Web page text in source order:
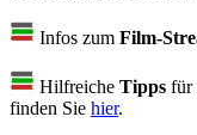
Infos zum Film-
Hilfreiche Tipps für
finden Sie hier.